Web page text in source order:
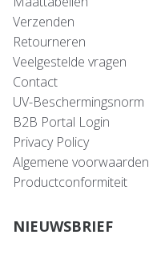
Verzenden
Retourneren
Veelgestelde vragen
Contact
UV-Beschermingsnorm
B2B Portal Login
Privacy Policy
Algemene voorwaarden
Productconformiteit
NIEUWSBRIEF